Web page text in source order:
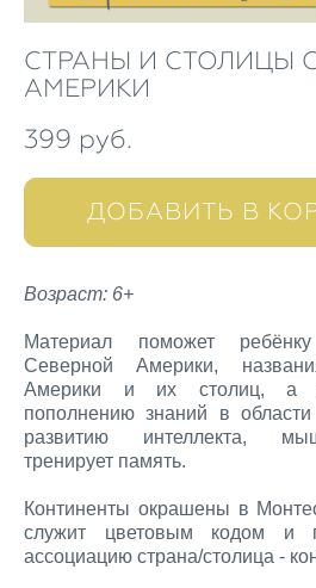
СТРАНЫ И СТОЛИЦЫ
АМЕРИКИ
399 pуб.
ДОБАВИТЬ В
Возраст: 6+
Материал поможет
Северной Америки,
Америки и их столиц, а
пополнению знаний в
развитию интеллекта,
тренирует память.
Континенты окрашены в
служит цветовым кодом и
ассоциацию страна/столица -